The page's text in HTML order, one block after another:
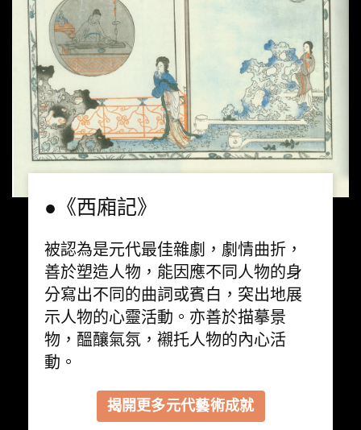
●《西廂記》
被認為是元代最佳雜劇，劇情曲折，
善於塑造人物，能因應不同人物的身
分寫出不同的曲詞或賓白，突出地展
示人物的心靈活動。亦善於描摹景
物，醞釀氣氛，襯托人物的內心活
動。
揭開更多元代藝術成就